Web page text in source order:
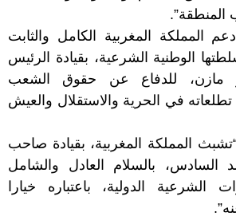
المملكة المغربية الكامل والثابت
الوطنية الشرعية، بقيادة الرئيس
مازن، للدفاع عن حقوق الشعب
في الحرية والاستقلال والعيش
المملكة المغربية، بقيادة صاحب
السادس، بالسلام العادل والشامل
الشرعية الدولية، باعتباره خيارا